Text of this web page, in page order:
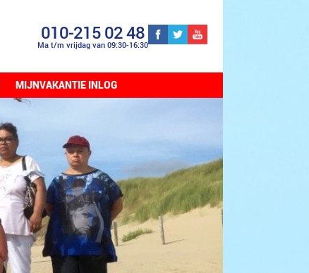
010-215 02 48
Ma t/m vrijdag van 09:30-16:30
MIJNVAKANTIE INLOG